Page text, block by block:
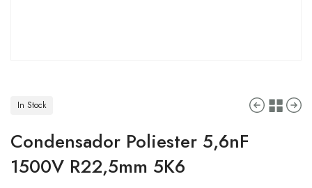
In Stock
Condensador Poliester 5,6nF
1500V R22,5mm 5K6